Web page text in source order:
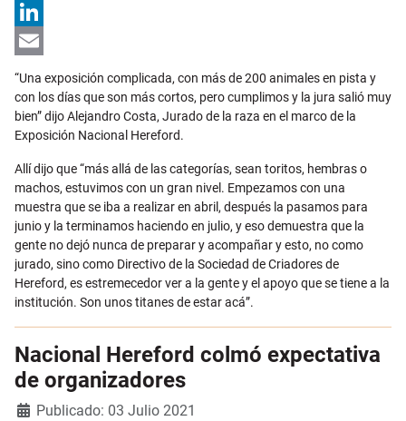
X
LinkedIn
Email
“Una exposición complicada, con más de 200 animales en pista y
con los días que son más cortos, pero cumplimos y la jura salió muy
bien” dijo Alejandro Costa, Jurado de la raza en el marco de la
Exposición Nacional Hereford.
Allí dijo que “más allá de las categorías, sean toritos, hembras o
machos, estuvimos con un gran nivel. Empezamos con una
muestra que se iba a realizar en abril, después la pasamos para
junio y la terminamos haciendo en julio, y eso demuestra que la
gente no dejó nunca de preparar y acompañar y esto, no como
jurado, sino como Directivo de la Sociedad de Criadores de
Hereford, es estremecedor ver a la gente y el apoyo que se tiene a la
institución. Son unos titanes de estar acá”.
Nacional Hereford colmó expectativa
de organizadores
DetallesPublicado: 03 Julio 2021